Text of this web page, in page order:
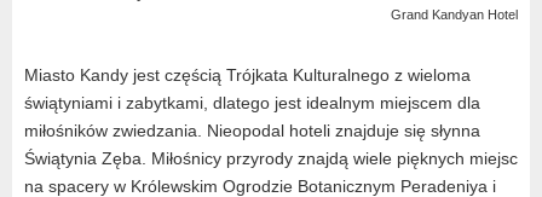
Grand Kandyan Hotel
Miasto Kandy jest częścią Trójkata Kulturalnego z wieloma
świątyniami i zabytkami, dlatego jest idealnym miejscem dla
miłośników zwiedzania. Nieopodal hoteli znajduje się słynna
Świątynia Zęba. Miłośnicy przyrody znajdą wiele pięknych miejsc
na spacery w Królewskim Ogrodzie Botanicznym Peradeniya i